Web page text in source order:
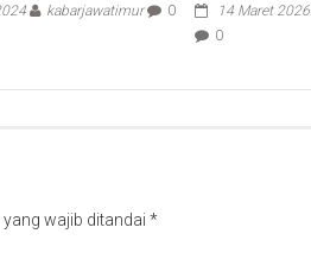
kabarjawatimur 0 14 Maret 2026
0
yang wajib ditandai *